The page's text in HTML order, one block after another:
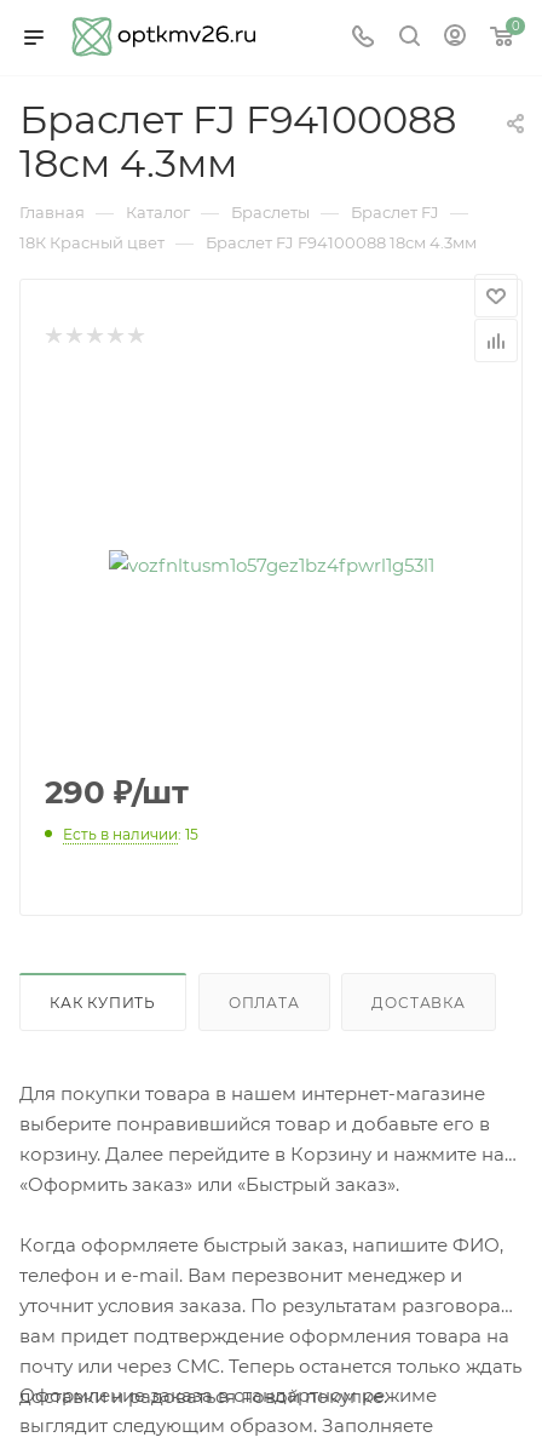
0
Браслет FJ F94100088
18см 4.3мм
Главная — Каталог — Браслеты — Браслет FJ —
18К Красный цвет — Браслет FJ F94100088 18см 4.3мм
290 ₽/шт
Есть в наличии: 15
КАК КУПИТЬ ОПЛАТА ДОСТАВКА
Для покупки товара в нашем интернет-магазине
выберите понравившийся товар и добавьте его в
корзину. Далее перейдите в Корзину и нажмите на
«Оформить заказ» или «Быстрый заказ».
Когда оформляете быстрый заказ, напишите ФИО,
телефон и e-mail. Вам перезвонит менеджер и
уточнит условия заказа. По результатам разговора
вам придет подтверждение оформления товара на
почту или через СМС. Теперь останется только ждать
доставки и радоваться новой покупке.
Оформление заказа в стандартном режиме
выглядит следующим образом. Заполняете